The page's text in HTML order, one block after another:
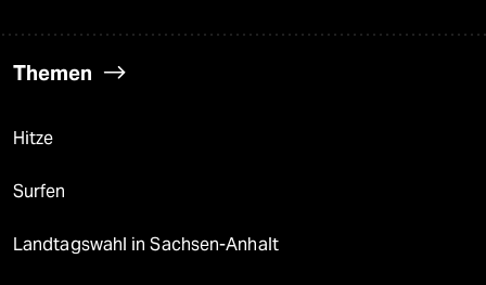
Themen
Hitze
Surfen
Landtagswahl in Sachsen-Anhalt